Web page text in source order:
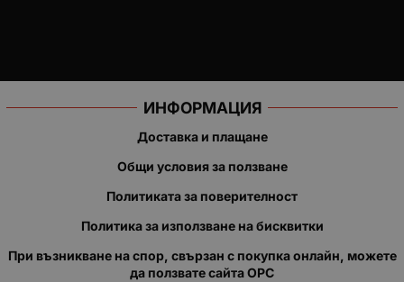
ИНФОРМАЦИЯ
Доставка и плащане
Общи условия за ползване
Политиката за поверителност
Политика за използване на бисквитки
При възникване на спор, свързан с покупка онлайн, можете
да ползвате сайта ОРС